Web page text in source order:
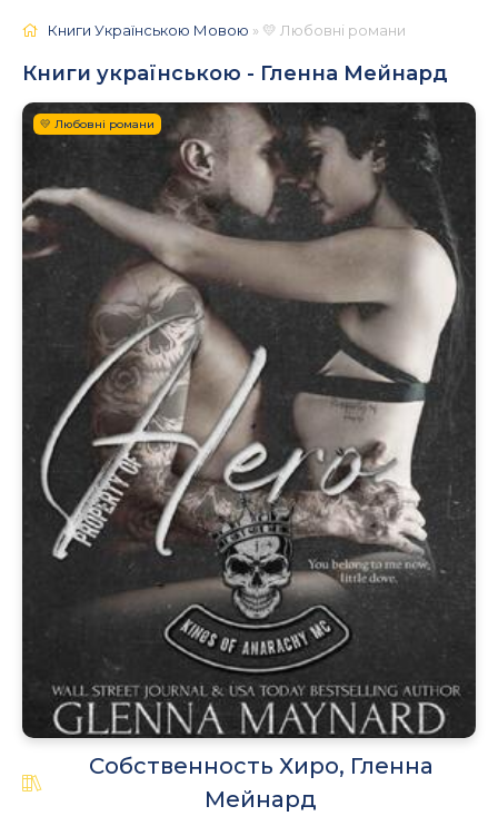
Книги Українською Мовою » 💛 Любовні романи
Книги українською - Гленна Мейнард
💛 Любовні романи
Собственность Хиро, Гленна
Мейнард